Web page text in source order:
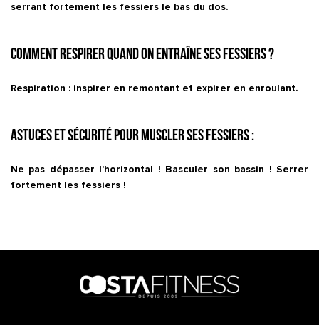
serrant fortement les fessiers le bas du dos.
Comment respirer quand on entraîne ses fessiers ?
Respiration : inspirer en remontant et expirer en enroulant.
Astuces et sécurité pour muscler ses fessiers :
Ne pas dépasser l’horizontal ! Basculer son bassin ! Serrer
fortement les fessiers !